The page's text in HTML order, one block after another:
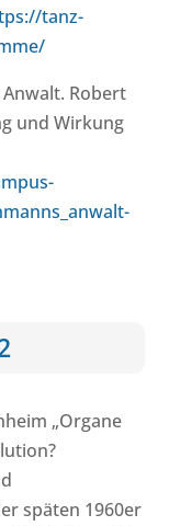
tanz-
Robert
und Wirkung
„Organe
späten 1960er